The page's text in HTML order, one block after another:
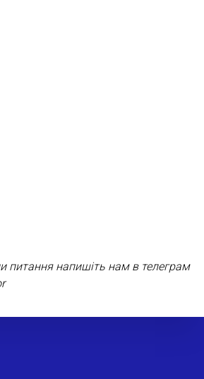
питання напишіть нам в телеграм